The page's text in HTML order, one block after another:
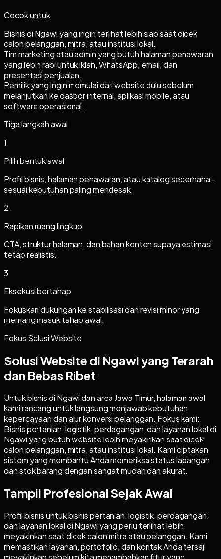
Cocok untuk
Bisnis di Ngawi yang ingin terlihat lebih siap saat dicek
calon pelanggan, mitra, atau institusi lokal.
Tim marketing atau admin yang butuh halaman penawaran
yang lebih rapi untuk iklan, WhatsApp, email, dan
presentasi penjualan.
Pemilik yang ingin memulai dari website dulu sebelum
melanjutkan ke dasbor internal, aplikasi mobile, atau
software operasional.
Tiga langkah awal
1
Pilih bentuk awal
Profil bisnis, halaman penawaran, atau katalog sederhana -
sesuai kebutuhan paling mendesak.
2
Rapikan ruang lingkup
CTA, struktur halaman, dan bahan konten supaya estimasi
tetap realistis.
3
Eksekusi bertahap
Fokuskan dukungan ke stabilisasi dan revisi minor yang
memang masuk tahap awal.
Fokus Solusi Website
Solusi Website di Ngawi yang Terarah
dan Bebas Ribet
Untuk bisnis di Ngawi dan area Jawa Timur, halaman awal
kami rancang untuk langsung menjawab kebutuhan
kepercayaan dan alur konversi pelanggan. Fokus kami:
Bisnis pertanian, logistik, perdagangan, dan layanan lokal di
Ngawi yang butuh website lebih meyakinkan saat dicek
calon pelanggan, mitra, atau institusi lokal. Kami ciptakan
sistem yang membantu Anda memeriksa status lapangan
dan stok barang dengan sangat mudah dan akurat.
Tampil Profesional Sejak Awal
Profil bisnis untuk bisnis pertanian, logistik, perdagangan,
dan layanan lokal di Ngawi yang perlu terlihat lebih
meyakinkan saat dicek calon mitra atau pelanggan. Kami
memastikan layanan, portofolio, dan kontak Anda tersaji
meyakinkan sebelum kita menambahkan fitur yang